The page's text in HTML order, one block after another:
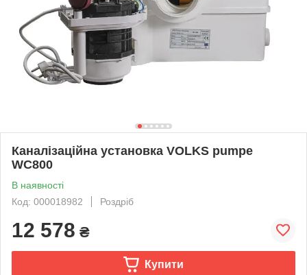
Каналізаційна установка VOLKS pumpe
WC800
В наявності
Код: 000018982
Роздріб
12 578 ₴
Купити